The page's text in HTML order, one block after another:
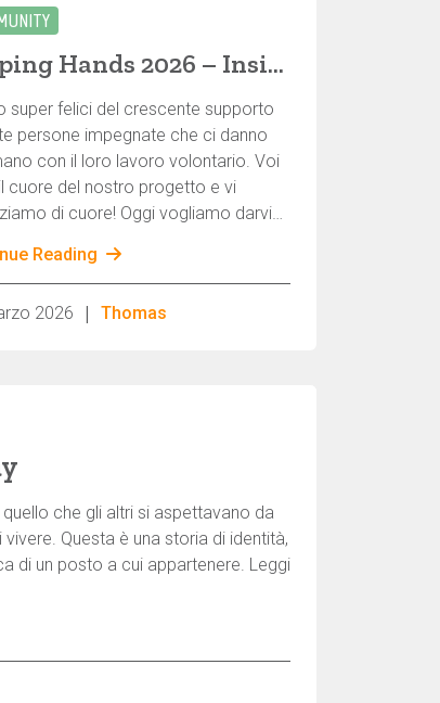
Helping Hands 2026 – Insieme possiamo fare grandi cose!
super felici del crescente supporto
persone impegnate che ci danno
con il loro lavoro volontario. Voi
cuore del nostro progetto e vi
di cuore! Oggi vogliamo darvi
ancora bisogno di una mano
Reading
2026 | Thomas
che gli altri si aspettavano da
Questa è una storia di identità,
di un posto a cui appartenere. Leggi